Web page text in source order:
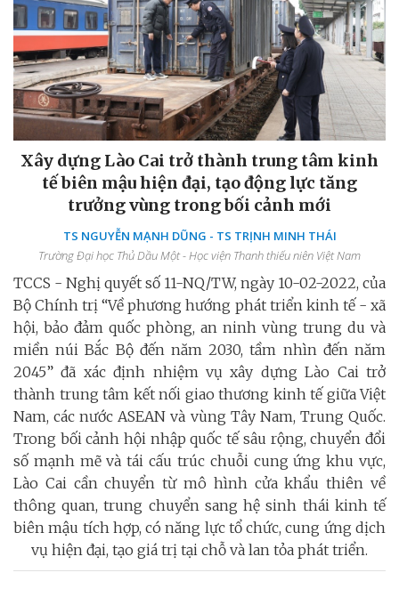
Xây dựng Lào Cai trở thành trung tâm kinh
tế biên mậu hiện đại, tạo động lực tăng
trưởng vùng trong bối cảnh mới
TS NGUYỄN MẠNH DŨNG - TS TRỊNH MINH THÁI
Trường Đại học Thủ Dầu Một - Học viện Thanh thiếu niên Việt Nam
TCCS - Nghị quyết số 11-NQ/TW, ngày 10-02-2022, của
Bộ Chính trị “Về phương hướng phát triển kinh tế - xã
hội, bảo đảm quốc phòng, an ninh vùng trung du và
miền núi Bắc Bộ đến năm 2030, tầm nhìn đến năm
2045” đã xác định nhiệm vụ xây dựng Lào Cai trở
thành trung tâm kết nối giao thương kinh tế giữa Việt
Nam, các nước ASEAN và vùng Tây Nam, Trung Quốc.
Trong bối cảnh hội nhập quốc tế sâu rộng, chuyển đổi
số mạnh mẽ và tái cấu trúc chuỗi cung ứng khu vực,
Lào Cai cần chuyển từ mô hình cửa khẩu thiên về
thông quan, trung chuyển sang hệ sinh thái kinh tế
biên mậu tích hợp, có năng lực tổ chức, cung ứng dịch
vụ hiện đại, tạo giá trị tại chỗ và lan tỏa phát triển.